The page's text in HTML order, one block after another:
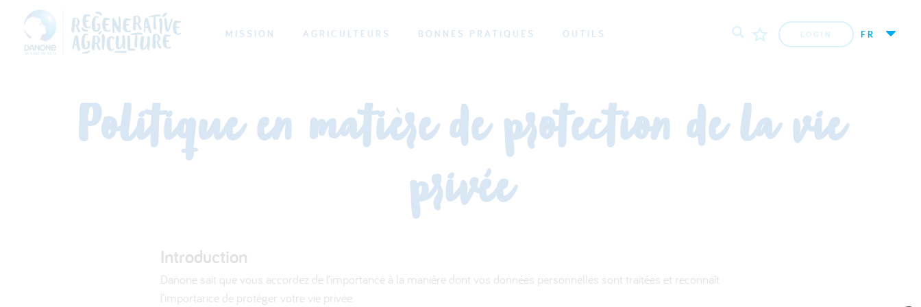
MISSION AGRICULTEURS BONNES PRATIQUES OUTILS LOGIN FR
Politique en matière de protection de la vie
privée
Introduction
Danone sait que vous accordez de l’importance à la manière dont vos données personnelles sont traitées et reconnaît
l’importance de protéger votre vie privée.